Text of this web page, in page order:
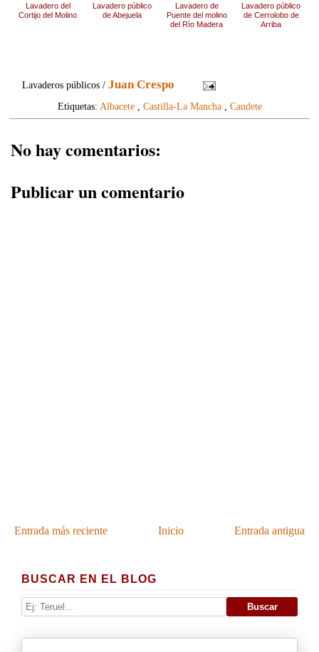
Lavadero del
Cortijo del Molino
Lavadero público
de Abejuela
Lavadero de
Puente del molino
del Río Madera
Lavadero público
de Cerrolobo de
Arriba
Lavaderos públicos /Juan Crespo
Etiquetas: Albacete, Castilla-La Mancha, Caudete
No hay comentarios:
Publicar un comentario
Entrada más reciente Entrada antigua
Inicio
BUSCAR EN EL BLOG